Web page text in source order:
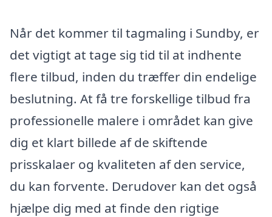
Når det kommer til tagmaling i Sundby, er
det vigtigt at tage sig tid til at indhente
flere tilbud, inden du træffer din endelige
beslutning. At få tre forskellige tilbud fra
professionelle malere i området kan give
dig et klart billede af de skiftende
prisskalaer og kvaliteten af den service,
du kan forvente. Derudover kan det også
hjælpe dig med at finde den rigtige